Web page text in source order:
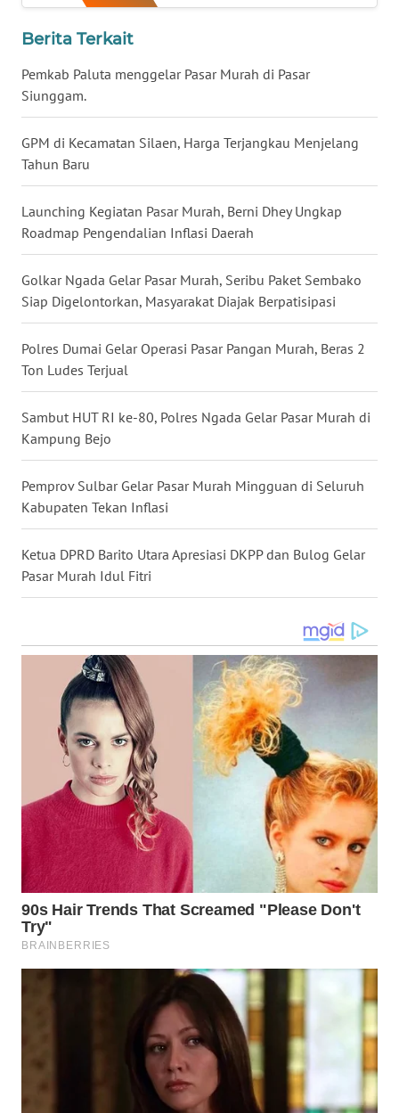
Berita Terkait
Pemkab Paluta menggelar Pasar Murah di Pasar
Siunggam.
GPM di Kecamatan Silaen, Harga Terjangkau Menjelang
Tahun Baru
Launching Kegiatan Pasar Murah, Berni Dhey Ungkap
Roadmap Pengendalian Inflasi Daerah
Golkar Ngada Gelar Pasar Murah, Seribu Paket Sembako
Siap Digelontorkan, Masyarakat Diajak Berpatisipasi
Polres Dumai Gelar Operasi Pasar Pangan Murah, Beras 2
Ton Ludes Terjual
Sambut HUT RI ke-80, Polres Ngada Gelar Pasar Murah di
Kampung Bejo
Pemprov Sulbar Gelar Pasar Murah Mingguan di Seluruh
Kabupaten Tekan Inflasi
Ketua DPRD Barito Utara Apresiasi DKPP dan Bulog Gelar
Pasar Murah Idul Fitri
JATENG
WN
JATIM
WN
BALI
WN
KALBAR
WN
KALTENG
WN
KALTARA
WN
KALSEL
SULSEL
WN
GORONTALO
WN
SULUT
WN
MALUKU
WN
MALUT